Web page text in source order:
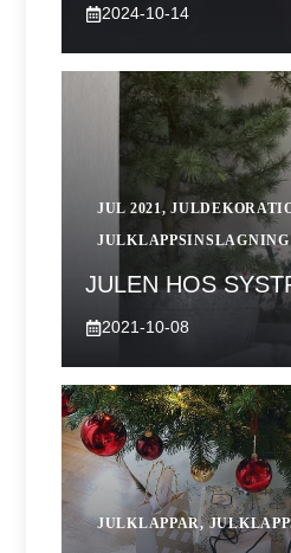
2024-10-14
JUL 2021,
JULKLAPPSINSLAGNING
JULEN HOS
2021-10-08
JULKLAPPAR,